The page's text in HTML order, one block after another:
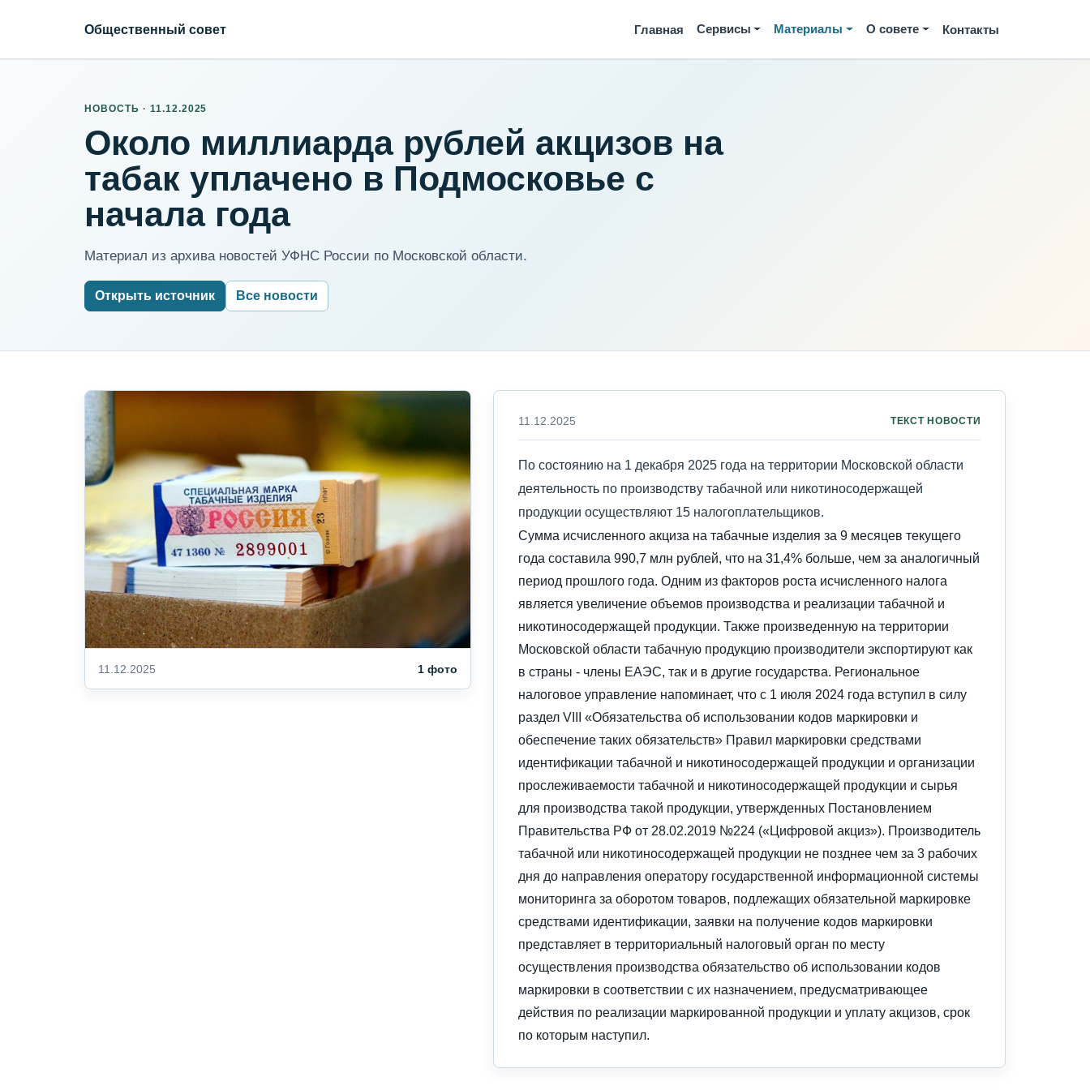
Общественный совет Главная Сервисы Материалы О совете Контакты
НОВОСТЬ · 11.12.2025
Около миллиарда рублей акцизов на
табак уплачено в Подмосковье с
начала года
Материал из архива новостей УФНС России по Московской области.
Открыть источник Все новости
11.12.2025 1 фото
11.12.2025 ТЕКСТ НОВОСТИ
По состоянию на 1 декабря 2025 года на территории Московской области
деятельность по производству табачной или никотиносодержащей
продукции осуществляют 15 налогоплательщиков.
Сумма исчисленного акциза на табачные изделия за 9 месяцев текущего
года составила 990,7 млн рублей, что на 31,4% больше, чем за аналогичный
период прошлого года. Одним из факторов роста исчисленного налога
является увеличение объемов производства и реализации табачной и
никотиносодержащей продукции. Также произведенную на территории
Московской области табачную продукцию производители экспортируют как
в страны - члены ЕАЭС, так и в другие государства. Региональное
налоговое управление напоминает, что с 1 июля 2024 года вступил в силу
раздел VIII «Обязательства об использовании кодов маркировки и
обеспечение таких обязательств» Правил маркировки средствами
идентификации табачной и никотиносодержащей продукции и организации
прослеживаемости табачной и никотиносодержащей продукции и сырья
для производства такой продукции, утвержденных Постановлением
Правительства РФ от 28.02.2019 №224 («Цифровой акциз»). Производитель
табачной или никотиносодержащей продукции не позднее чем за 3 рабочих
дня до направления оператору государственной информационной системы
мониторинга за оборотом товаров, подлежащих обязательной маркировке
средствами идентификации, заявки на получение кодов маркировки
представляет в территориальный налоговый орган по месту
осуществления производства обязательство об использовании кодов
маркировки в соответствии с их назначением, предусматривающее
действия по реализации маркированной продукции и уплату акцизов, срок
по которым наступил.